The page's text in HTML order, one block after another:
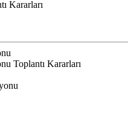
Kararları
Toplantı Kararları